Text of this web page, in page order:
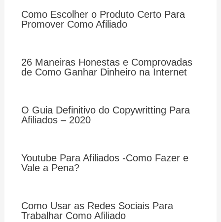
Como Escolher o Produto Certo Para
Promover Como Afiliado
26 Maneiras Honestas e Comprovadas
de Como Ganhar Dinheiro na Internet
O Guia Definitivo do Copywritting Para
Afiliados – 2020
Youtube Para Afiliados -Como Fazer e
Vale a Pena?
Como Usar as Redes Sociais Para
Trabalhar Como Afiliado